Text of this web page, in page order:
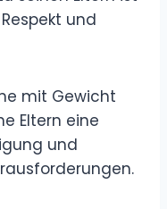
und
mit Gewicht
Eltern eine
und